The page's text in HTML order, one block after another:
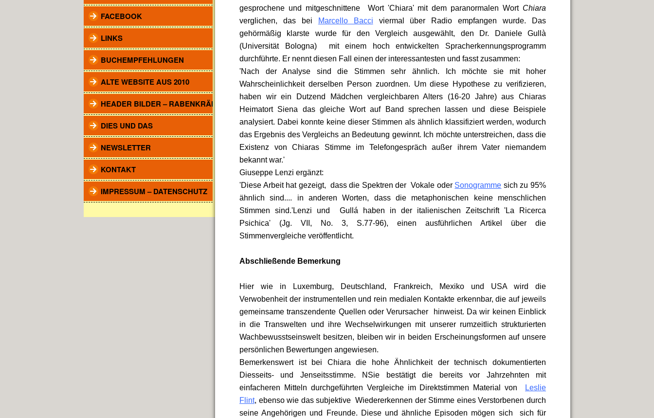
FACEBOOK
LINKS
BUCHEMPFEHLUNGEN
ALTE WEBSITE AUS 2010
HEADER BILDER – RABENKRÄHEN
DIES UND DAS
NEWSLETTER
KONTAKT
IMPRESSUM – DATENSCHUTZ
gesprochene und mitgeschnittene Wort 'Chiara' mit dem paranormalen Wort Chiara
verglichen, das bei
Marcello Bacci viermal über Radio empfangen wurde. Das
gehörmäßig klarste wurde für den Vergleich ausgewählt, den Dr. Daniele Gullà
(Universität Bologna) mit einem hoch entwickelten Spracherkennungsprogramm
durchführte. Er nennt diesen Fall einen der interessantesten und fasst zusammen:
'Nach der Analyse sind die Stimmen sehr ähnlich. Ich möchte sie mit hoher
Wahrscheinlichkeit derselben Person zuordnen. Um diese Hypothese zu verifizieren,
haben wir ein Dutzend Mädchen vergleichbaren Alters (16-20 Jahre) aus Chiaras
Heimatort Siena das gleiche Wort auf Band sprechen lassen und diese Beispiele
analysiert. Dabei konnte keine dieser Stimmen als ähnlich klassifiziert werden, wodurch
das Ergebnis des Vergleichs an Bedeutung gewinnt. Ich möchte unterstreichen, dass die
Existenz von Chiaras Stimme im Telefongespräch außer ihrem Vater niemandem
bekannt war.'
Giuseppe Lenzi ergänzt:
'Diese Arbeit hat gezeigt, dass die Spektren der Vokale oder Sonogramme sich zu 95%
ähnlich sind.... in anderen Worten, dass die metaphonischen keine menschlichen
Stimmen sind.'Lenzi und Gullá haben in der italienischen Zeitschrift 'La Ricerca
Psichica' (Jg. VII, No. 3, S.77-96), einen ausführlichen Artikel über die
Stimmenvergleiche veröffentlicht.
Abschließende Bemerkung
Hier wie in Luxemburg, Deutschland, Frankreich, Mexiko und USA wird die
Verwobenheit der instrumentellen und rein medialen Kontakte erkennbar, die auf jeweils
gemeinsame transzendente Quellen oder Verursacher hinweist. Da wir keinen Einblick
in die Transwelten und ihre Wechselwirkungen mit unserer rumzeitlich strukturierten
Wachbewusstseinswelt besitzen, bleiben wir in beiden Erscheinungsformen auf unsere
persönlichen Bewertungen angewiesen.
Bemerkenswert ist bei Chiara die hohe Ähnlichkeit der technisch dokumentierten
Diesseits- und Jenseitsstimme. NSie bestätigt die bereits vor Jahrzehnten mit
einfacheren Mitteln durchgeführten Vergleiche im Direktstimmen Material von
Leslie
Flint, ebenso wie das subjektive Wiedererkennen der Stimme eines Verstorbenen durch
seine Angehörigen und Freunde. Diese und ähnliche Episoden mögen sich sich für